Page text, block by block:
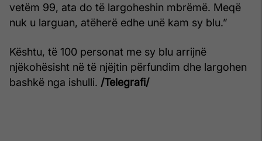
vetëm 99, ata do të largoheshin mbrëmë. Meqë
nuk u larguan, atëherë edhe unë kam sy blu.”
Kështu, të 100 personat me sy blu arrijnë
njëkohësisht në të njëjtin përfundim dhe largohen
bashkë nga ishulli. /Telegrafi/